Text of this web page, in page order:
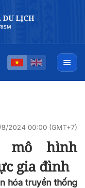
2024 00:00 (GMT+7)
mô hình
gia đình
hóa truyền thống